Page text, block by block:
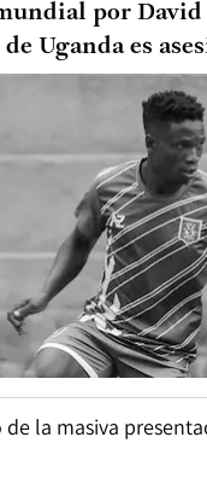
por
Uganda es
de la masiva